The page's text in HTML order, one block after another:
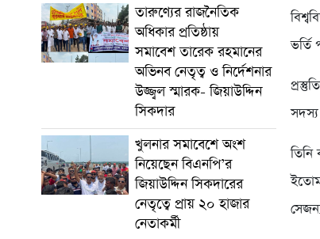
তারুণ্যের রাজনৈতিক
অধিকার প্রতিষ্ঠায়
সমাবেশ তারেক রহমানের
অভিনব নেতৃত্ব ও নির্দেশনার
উজ্জ্বল স্মারক- জিয়াউদ্দিন
সিকদার
খুলনার সমাবেশে অংশ
নিয়েছেন বিএনপি’র
জিয়াউদ্দিন সিকদারের
নেতৃত্বে প্রায় ২০ হাজার
নেতাকর্মী
ভর্তি
সদস্য
তিনি